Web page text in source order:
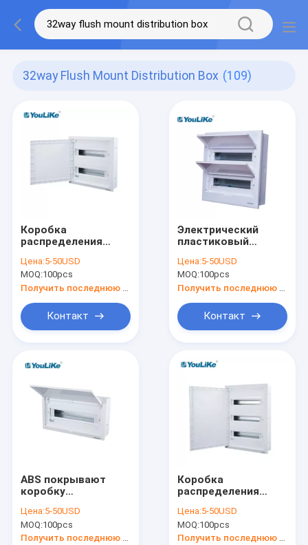
32way Flush Mount Distribution Box (109)
Коробка
распределения
белой двери ABS
полная для MCB
крытого
Цена:5-50USD
MOQ:100pcs
Контакт
Электрический
пластиковый
коробки
распределения 32
держателя с
аттестацией CE
Цена:5-50USD
MOQ:100pcs
Контакт
ABS покрывают
коробку
держателя притока,
коммутатор 18
путей с
Цена:5-50USD
MOQ:100pcs
Коробка
распределения
фермуара шарнира
полная
Цена:5-50USD
MOQ:100pcs